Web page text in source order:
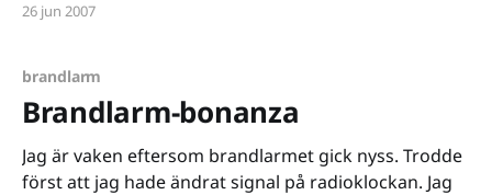
att filma en händelse som tyvärr verkar bli allt mer
26 jun 2007
brandlarm
Brandlarm-bonanza
Jag är vaken eftersom brandlarmet gick nyss. Trodde
först att jag hade ändrat signal på radioklockan. Jag